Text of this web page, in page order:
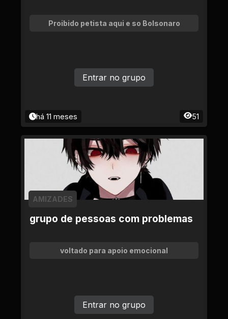
Proibido petista aqui e so Bolsonaro
há 11 meses 51
Entrar no grupo
grupo de pessoas com problemas
AMIZADES
voltado para apoio emocional
Entrar no grupo